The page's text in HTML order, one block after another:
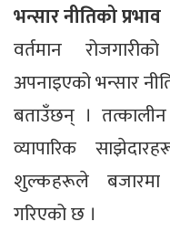
भन्सार नीतिको प्रभाव
वर्तमान
अपनाइएको भन्सार
बताउँछन् । तत्कालीन
व्यापारिक
शुल्कहरूले बजारमा
गरिएको छ ।